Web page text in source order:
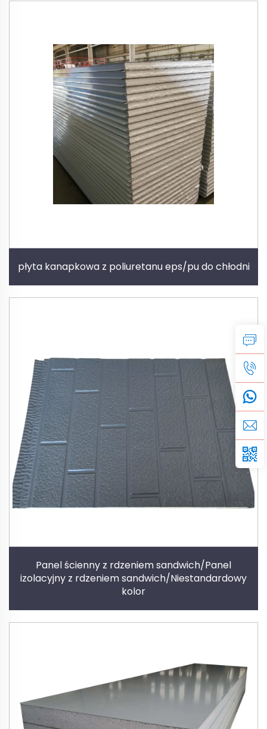
płyta kanapkowa z poliuretanu eps/pu do chłodni
Panel ścienny z rdzeniem sandwich/Panel
izolacyjny z rdzeniem sandwich/Niestandardowy
kolor